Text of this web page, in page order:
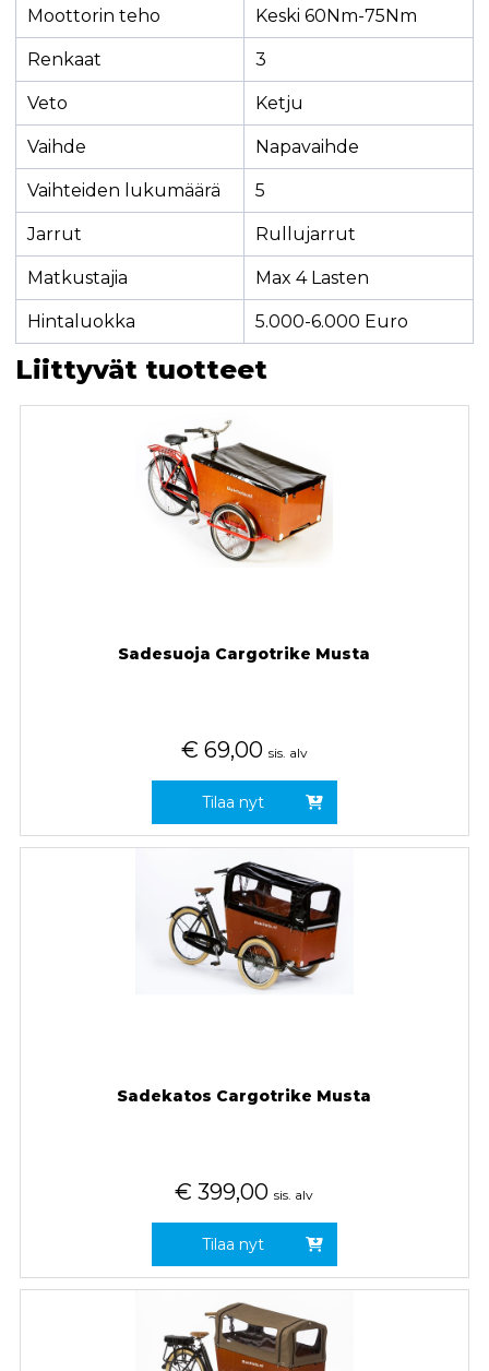
Moottorin teho Keski 60Nm-75Nm
Renkaat 3
Veto Ketju
Vaihde Napavaihde
Vaihteiden lukumäärä 5
Jarrut Rullujarrut
Matkustajia Max 4 Lasten
Hintaluokka 5.000-6.000 Euro
Liittyvät tuotteet
Sadesuoja Cargotrike Musta
€ 69,00 sis. alv
Tilaa nyt
Sadekatos Cargotrike Musta
€ 399,00 sis. alv
Tilaa nyt